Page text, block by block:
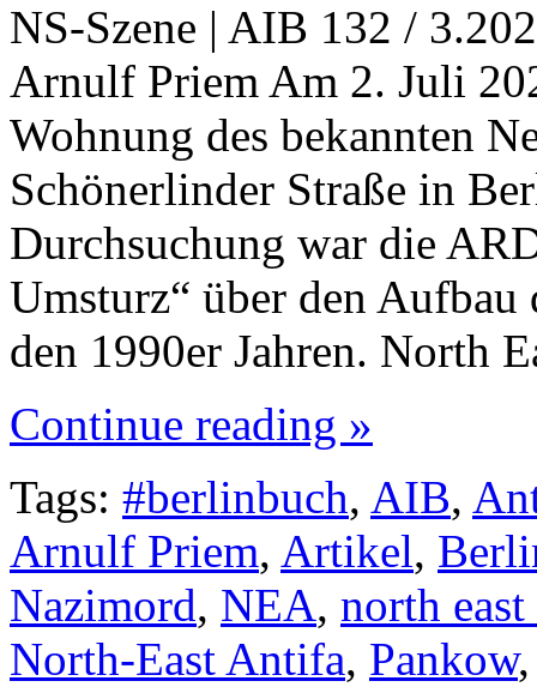
NS-Szene | AIB 132 /
Arnulf Priem Am 2. Juli
Wohnung des bekannten
Schönerlinder Straße in
Durchsuchung war die
Umsturz“ über den
den 1990er Jahren. North
Continue reading »
Tags: #berlinbuch, AIB,
Arnulf Priem, Artikel,
Nazimord, NEA, north
North-East Antifa, Pankow